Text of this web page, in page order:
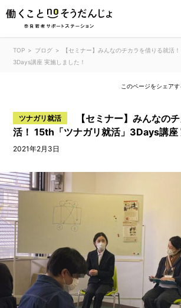
TOP ブログ
【セミナー】みんなのチカラを借りる就活
3Days講座 実施しました！
このページをシェアす
ツナガリ就活
【セミナー】みんなの
活！ 15th「ツナガリ就活」3Days講座
2021年2月3日